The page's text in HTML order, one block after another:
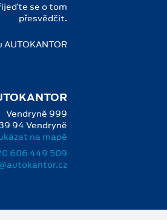
se o tom
přesvědčit.
Vendryně 999
94 Vendryně
na mapě
606 449 509